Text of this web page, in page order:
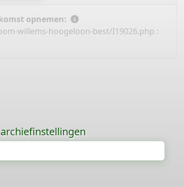
opnemen:
willems-hoogeloon-best/I19026.php :